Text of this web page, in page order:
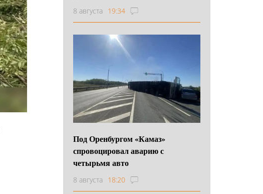
8 августа 19:34
Под Оренбургом «Камаз»
спровоцировал аварию с
четырьмя авто
8 августа 18:20